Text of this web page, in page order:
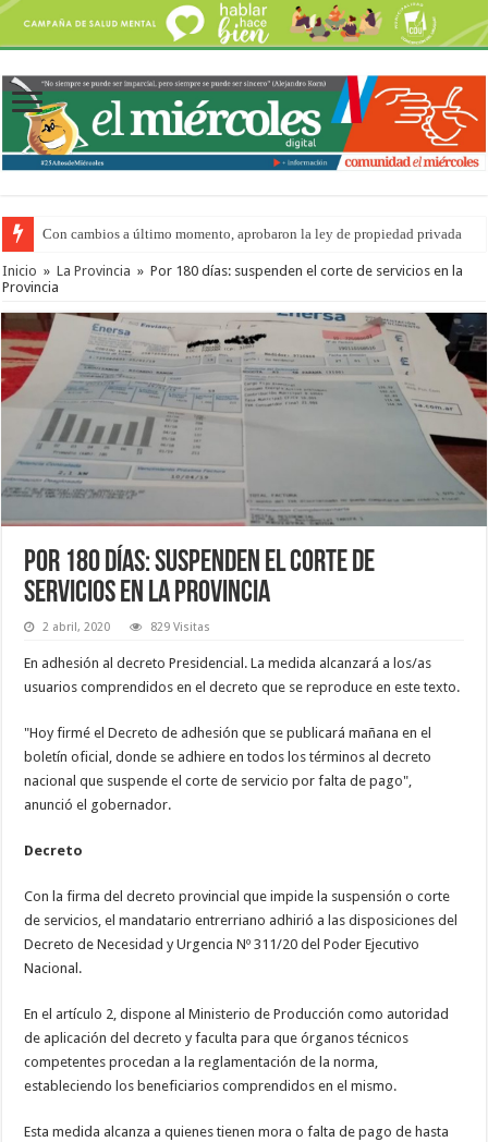
Con cambios a último momento, aprobaron la ley de propiedad privada
Inicio » La Provincia » Por 180 días: suspenden el corte de servicios en la
Provincia
Por 180 días: suspenden el corte de
servicios en la Provincia
2 abril, 2020 829 Visitas
En adhesión al decreto Presidencial. La medida alcanzará a los/as
usuarios comprendidos en el decreto que se reproduce en este texto.
"Hoy firmé el Decreto de adhesión que se publicará mañana en el
boletín oficial, donde se adhiere en todos los términos al decreto
nacional que suspende el corte de servicio por falta de pago",
anunció el gobernador.
Decreto
Con la firma del decreto provincial que impide la suspensión o corte
de servicios, el mandatario entrerriano adhirió a las disposiciones del
Decreto de Necesidad y Urgencia Nº 311/20 del Poder Ejecutivo
Nacional.
En el artículo 2, dispone al Ministerio de Producción como autoridad
de aplicación del decreto y faculta para que órganos técnicos
competentes procedan a la reglamentación de la norma,
estableciendo los beneficiarios comprendidos en el mismo.
Esta medida alcanza a quienes tienen mora o falta de pago de hasta